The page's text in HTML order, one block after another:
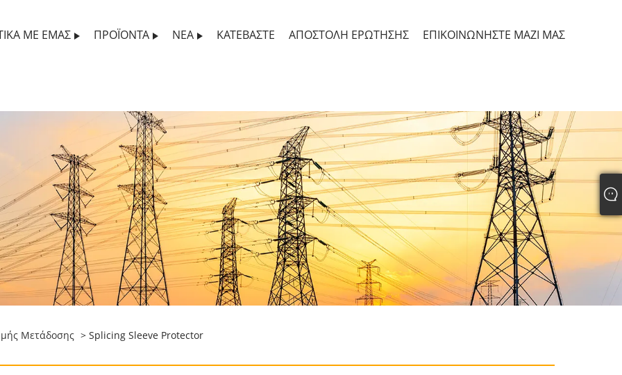
ΜΕ ΕΜΆΣ ΠΡΟΪΌΝΤΑ ΝΈΑ ΚΑΤΕΒΆΣΤΕ ΑΠΟΣΤΟΛΉ ΕΡΏΤΗΣΗΣ ΕΠΙΚΟΙΝΩΝΉΣΤΕ ΜΑΖΊ ΜΑΣ
Μετάδοσης > Splicing Sleeve Protector